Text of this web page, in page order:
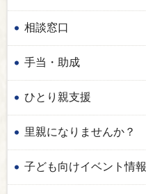
相談窓口
手当・助成
ひとり親支援
里親になりませんか？
子ども向けイベント情報